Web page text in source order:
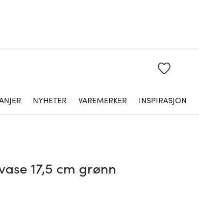
NYHETER VAREMERKER INSPIRASJON
17,5 cm grønn